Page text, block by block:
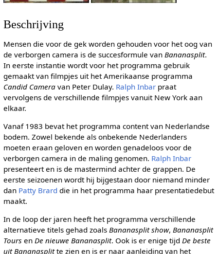
Beschrijving
Mensen die voor de gek worden gehouden voor het oog van
de verborgen camera is de succesformule van Bananasplit.
In eerste instantie wordt voor het programma gebruik
gemaakt van filmpjes uit het Amerikaanse programma
Candid Cameravan Peter Dulay. Ralph Inbarpraat
vervolgens de verschillende filmpjes vanuit New York aan
elkaar.
Vanaf 1983 bevat het programma content van Nederlandse
bodem. Zowel bekende als onbekende Nederlanders
moeten eraan geloven en worden genadeloos voor de
verborgen camera in de maling genomen. Ralph Inbar
presenteert en is de mastermind achter de grappen. De
eerste seizoenen wordt hij bijgestaan door niemand minder
dan Patty Brard die in het programma haar presentatiedebut
maakt.
In de loop der jaren heeft het programma verschillende
alternatieve titels gehad zoals Bananasplit show, Bananasplit
Tours en De nieuwe Bananasplit. Ook is er enige tijd De beste
uit Bananasplitte zien en is er naar aanleiding van het